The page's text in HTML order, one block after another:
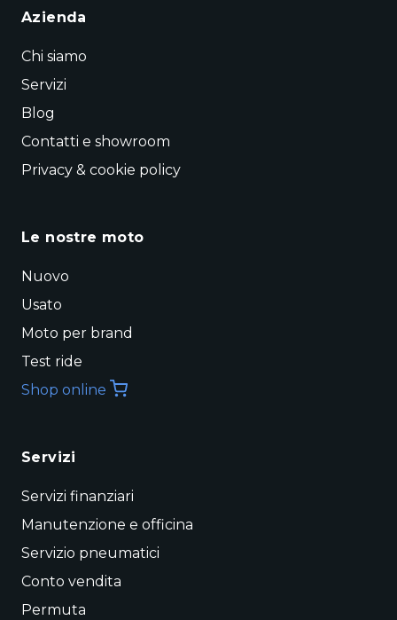
Azienda
Chi siamo
Servizi
Blog
Contatti e showroom
Privacy & cookie policy
Le nostre moto
Nuovo
Usato
Moto per brand
Test ride
Shop online
Servizi
Servizi finanziari
Manutenzione e officina
Servizio pneumatici
Conto vendita
Permuta